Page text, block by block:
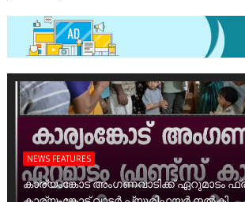
NEWS FEATURES
കാര്യംങ്കോട് അംഗണവാടിക്ക് ഏറുമാടം